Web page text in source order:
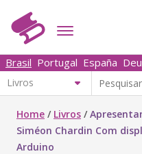
Brasil Portugal España
Home / Livros /
Siméon Chardin Com
Arduino